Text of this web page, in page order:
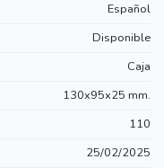
Español
Disponible
Caja
130x95x25 mm.
110
25/02/2025